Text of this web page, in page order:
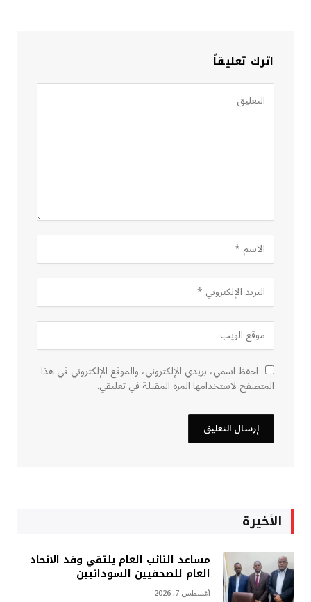
اترك تعليقاً
احفظ اسمي، بريدي الإلكتروني، والموقع الإلكتروني في هذا
المتصفح لاستخدامها المرة المقبلة في تعليقي.
الأخيرة
مساعد النائب العام يلتقي وفد الاتحاد
العام للصحفيين السودانيين
أغسطس 7, 2026